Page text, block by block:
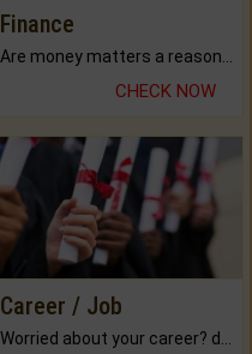
Finance
CHECK NOW
Career / Job
Worried about your career? don't know what is.